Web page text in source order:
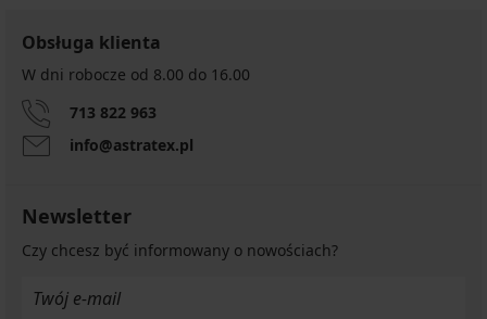
Obsługa klienta
W dni robocze od 8.00 do 16.00
713 822 963
info@astratex.pl
Newsletter
Czy chcesz być informowany o nowościach?